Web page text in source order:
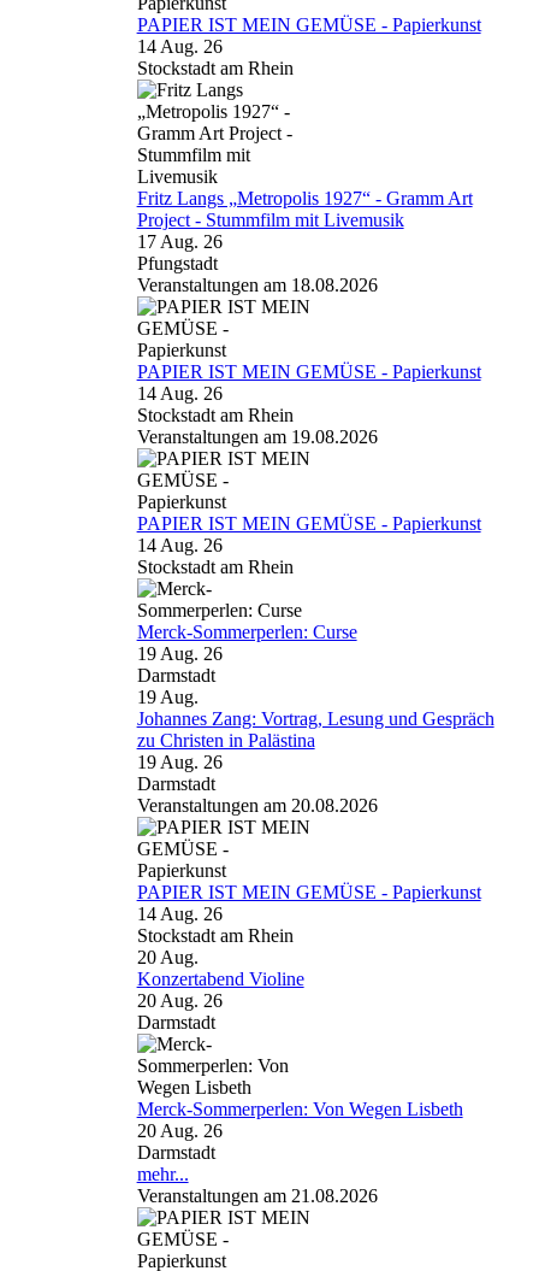
PAPIER IST MEIN GEMÜSE - Papierkunst
14 Aug. 26
Stockstadt am Rhein
Fritz Langs „Metropolis 1927“ - Gramm Art
Project - Stummfilm mit Livemusik
17 Aug. 26
Pfungstadt
Veranstaltungen am 18.08.2026
PAPIER IST MEIN GEMÜSE - Papierkunst
14 Aug. 26
Stockstadt am Rhein
Veranstaltungen am 19.08.2026
PAPIER IST MEIN GEMÜSE - Papierkunst
14 Aug. 26
Stockstadt am Rhein
Merck-Sommerperlen: Curse
19 Aug. 26
Darmstadt
19 Aug.
Johannes Zang: Vortrag, Lesung und Gespräch
zu Christen in Palästina
19 Aug. 26
Darmstadt
Veranstaltungen am 20.08.2026
PAPIER IST MEIN GEMÜSE - Papierkunst
14 Aug. 26
Stockstadt am Rhein
20 Aug.
Konzertabend Violine
20 Aug. 26
Darmstadt
Merck-Sommerperlen: Von Wegen Lisbeth
20 Aug. 26
Darmstadt
mehr...
Veranstaltungen am 21.08.2026